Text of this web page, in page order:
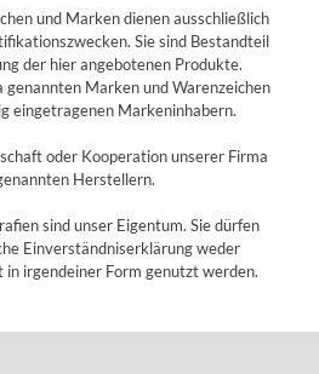
und Marken dienen ausschließlich
Sie sind Bestandteil
der hier angebotenen Produkte.
genannten Marken und Warenzeichen
eingetragenen Markeninhabern.
oder Kooperation unserer Firma
Herstellern.
sind unser Eigentum. Sie dürfen
Einverständniserklärung weder
irgendeiner Form genutzt werden.